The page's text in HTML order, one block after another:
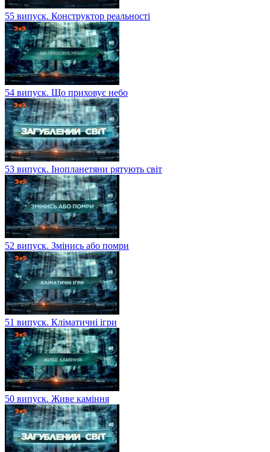
55 випуск. Конструктор реальності
54 випуск. Що приховує небо
53 випуск. Інопланетяни рятують світ
52 випуск. Змінись або помри
51 випуск. Кліматичні ігри
50 випуск. Живе каміння